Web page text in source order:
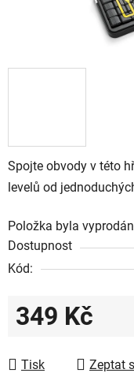
Spojte obvody v této
levelů od
Položka byla
Dostupnost
Kód:
349 Kč
Tisk
Zeptat